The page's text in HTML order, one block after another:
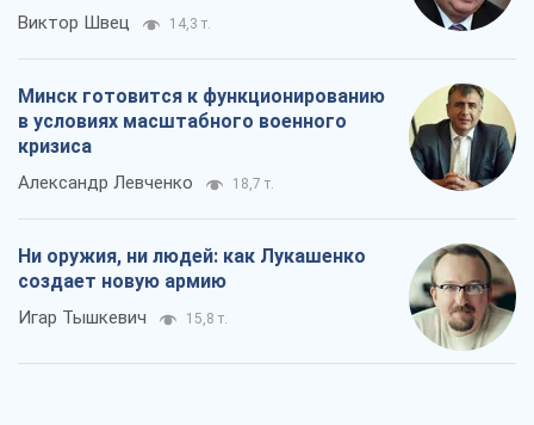
Виктор Швец 14,3 т.
Минск готовится к функционированию
в условиях масштабного военного
кризиса
Александр Левченко 18,7 т.
Ни оружия, ни людей: как Лукашенко
создает новую армию
Игар Тышкевич 15,8 т.